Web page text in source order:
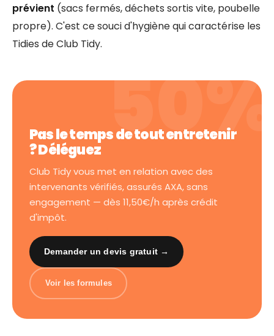
prévient (sacs fermés, déchets sortis vite, poubelle
propre). C'est ce souci d'hygiène qui caractérise les
Tidies de Club Tidy.
Pas le temps de tout entretenir
? Déléguez
Club Tidy vous met en relation avec des
intervenants vérifiés, assurés AXA, sans
engagement — dès 11,50€/h après crédit
d'impôt.
Demander un devis gratuit →
Voir les formules